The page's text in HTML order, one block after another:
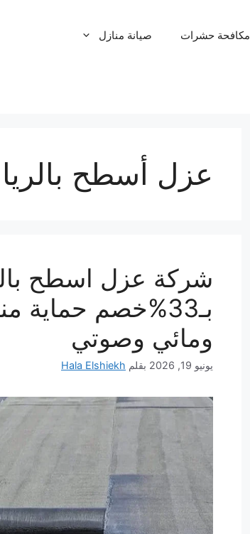
مكافحة حشرات صيانة منازل
عزل أسطح
شركة عزل اسطح
بـ33%خصم
ومائي وصوتي
يونيو 19, 2026 بقلم Hala Elshiekh